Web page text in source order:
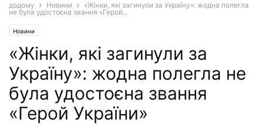
додому Новини
«Жінки, які загинули за Україну»: жодна полегла
не була удостоєна звання «Герой...
Новини
«Жінки, які загинули за
Україну»: жодна полегла не
була удостоєна звання
«Герой України»